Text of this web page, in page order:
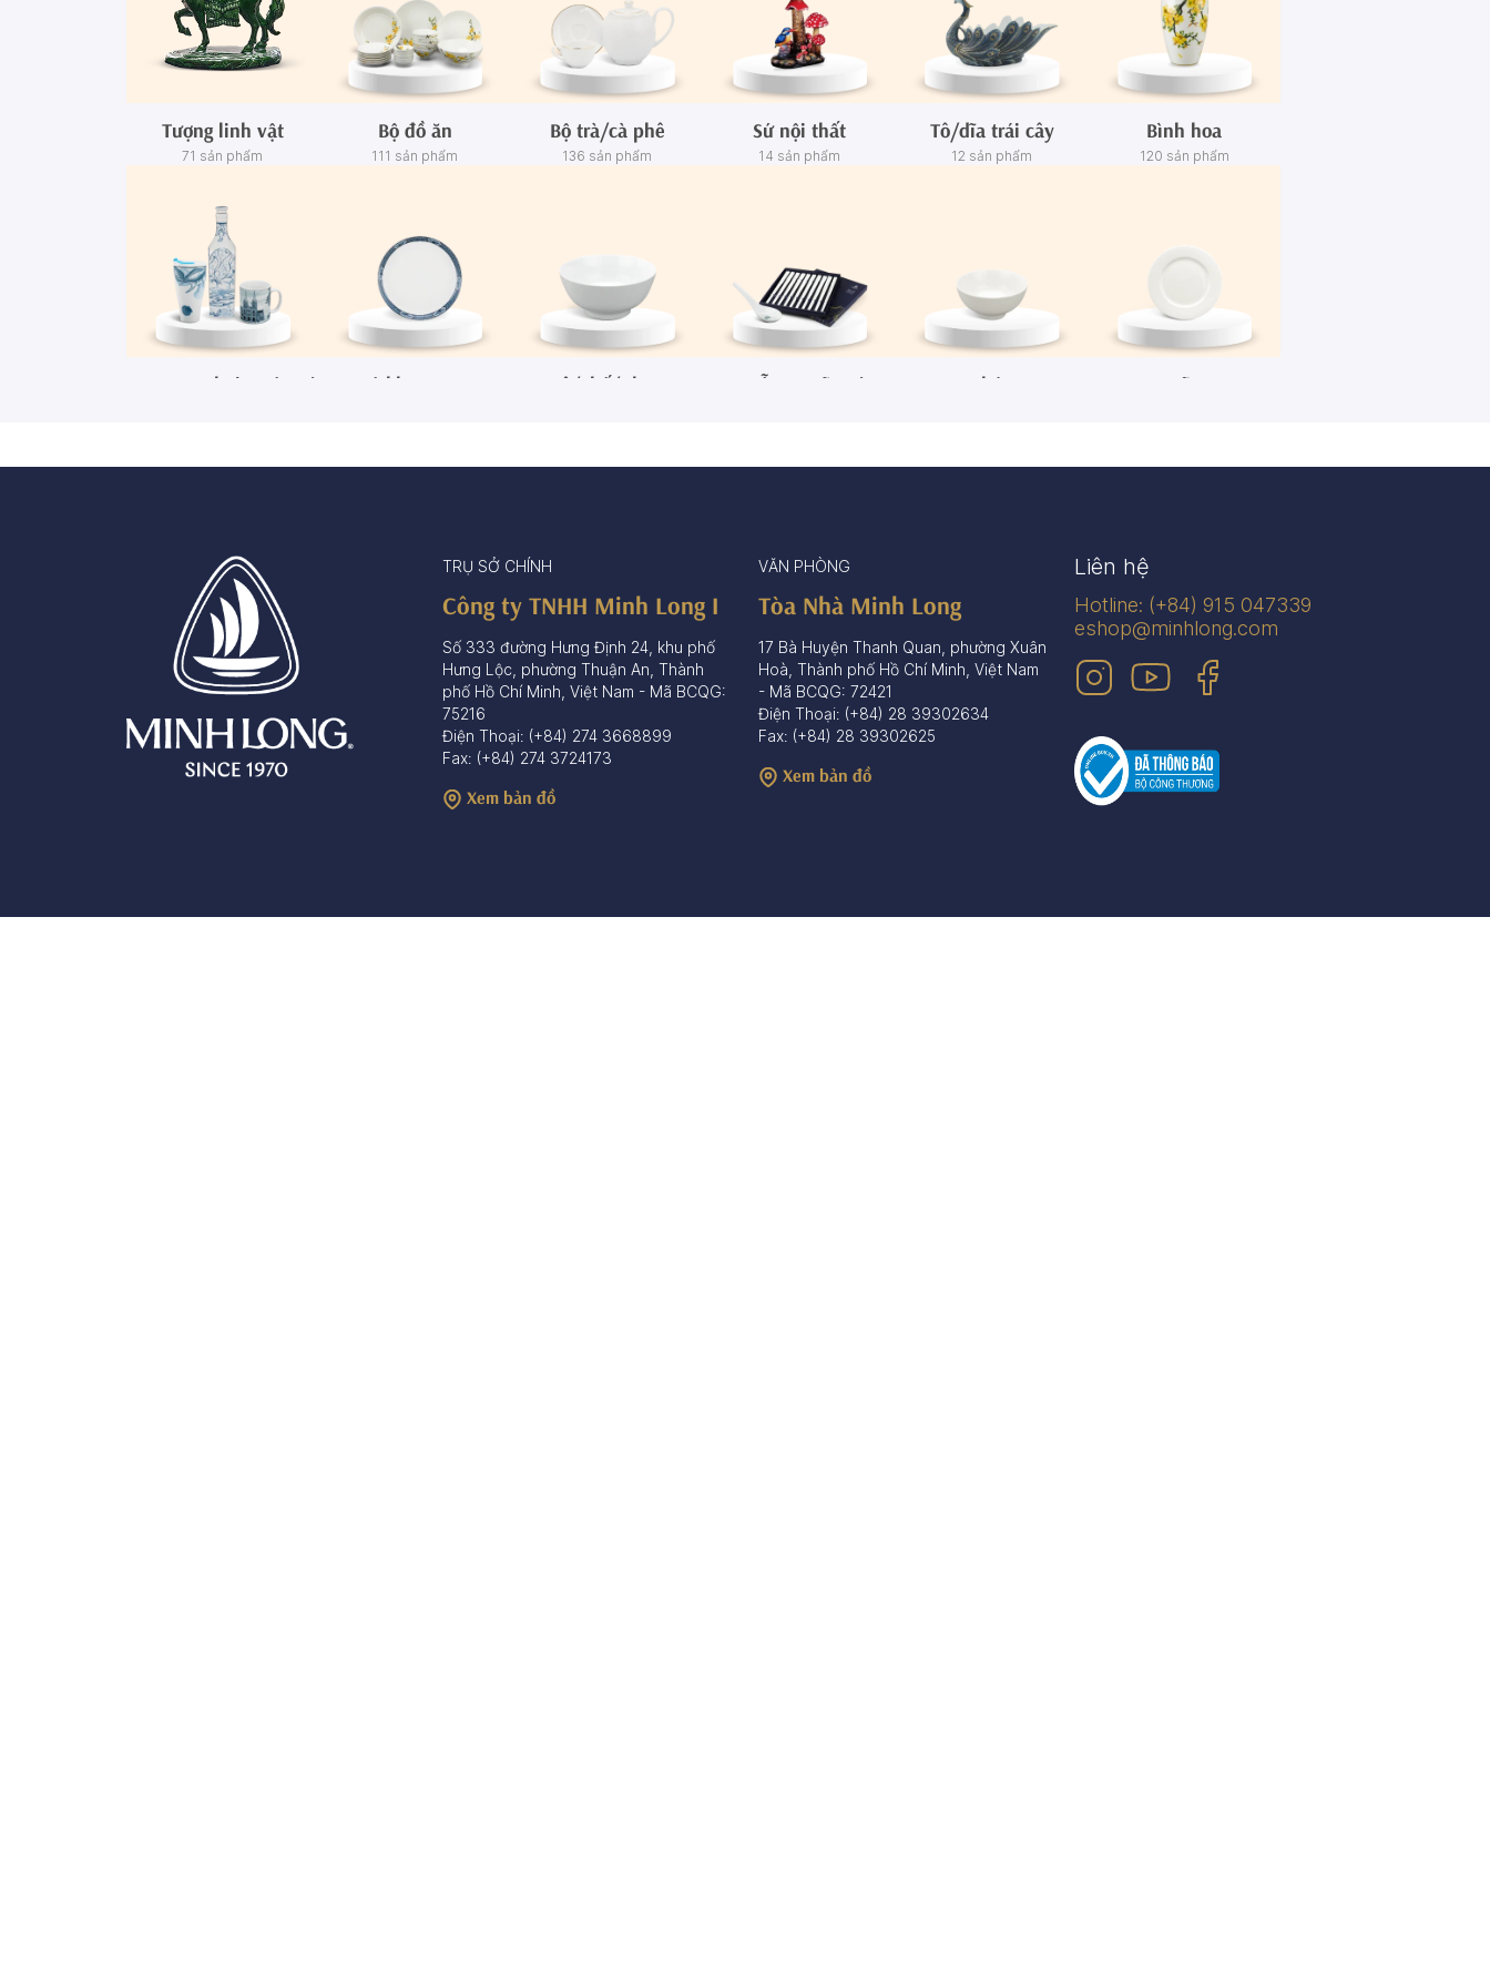
Tượng linh vật
71 sản phẩm
Bộ đồ ăn
111 sản phẩm
Bộ trà/cà phê
136 sản phẩm
Sứ nội thất
14 sản phẩm
Tô/dĩa trái cây
12 sản phẩm
Bình hoa
120 sản phẩm
Ca - Ly - Chai - Hộp sứ Bộ khay rượu Tô/Thố/Khay Muỗng - Đũa sứ Chén Dĩa
TRỤ SỞ CHÍNH
Công ty TNHH Minh Long I
Số 333 đường Hưng Định 24, khu phố
Hưng Lộc, phường Thuận An, Thành
phố Hồ Chí Minh, Việt Nam - Mã BCQG:
75216
Điện Thoại: (+84) 274 3668899
Fax: (+84) 274 3724173
Xem bản đồ
VĂN PHÒNG
Tòa Nhà Minh Long
17 Bà Huyện Thanh Quan, phường Xuân
Hoà, Thành phố Hồ Chí Minh, Việt Nam
- Mã BCQG: 72421
Điện Thoại: (+84) 28 39302634
Fax: (+84) 28 39302625
Xem bản đồ
Liên hệ
Hotline: (+84) 915 047339
eshop@minhlong.com